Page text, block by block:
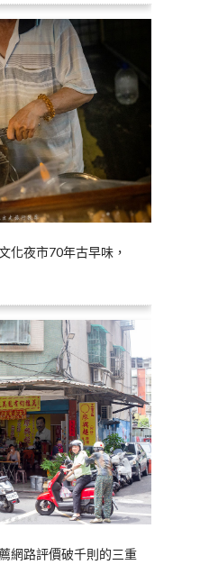
化夜市70年古早味，
網路評價破千則的三重